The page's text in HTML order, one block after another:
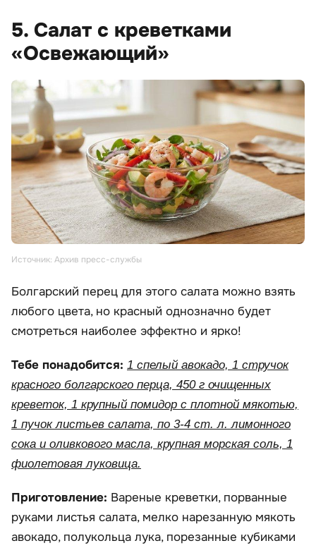
5. Салат с креветками
«Освежающий»
Источник: Архив пресс-службы
Болгарский перец для этого салата можно взять
любого цвета, но красный однозначно будет
смотреться наиболее эффектно и ярко!
Тебе понадобится: 1 спелый авокадо, 1 стручок
красного болгарского перца, 450 г очищенных
креветок, 1 крупный помидор с плотной мякотью,
1 пучок листьев салата, по 3-4 ст. л. лимонного
сока и оливкового масла, крупная морская соль, 1
фиолетовая луковица.
Приготовление: Вареные креветки, порванные
руками листья салата, мелко нарезанную мякоть
авокадо, полукольца лука, порезанные кубиками